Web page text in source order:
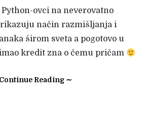
ovci na neverovatno
način razmišljanja i
širom sveta a pogotovo u
kredit zna o čemu pričam
Reading ∼